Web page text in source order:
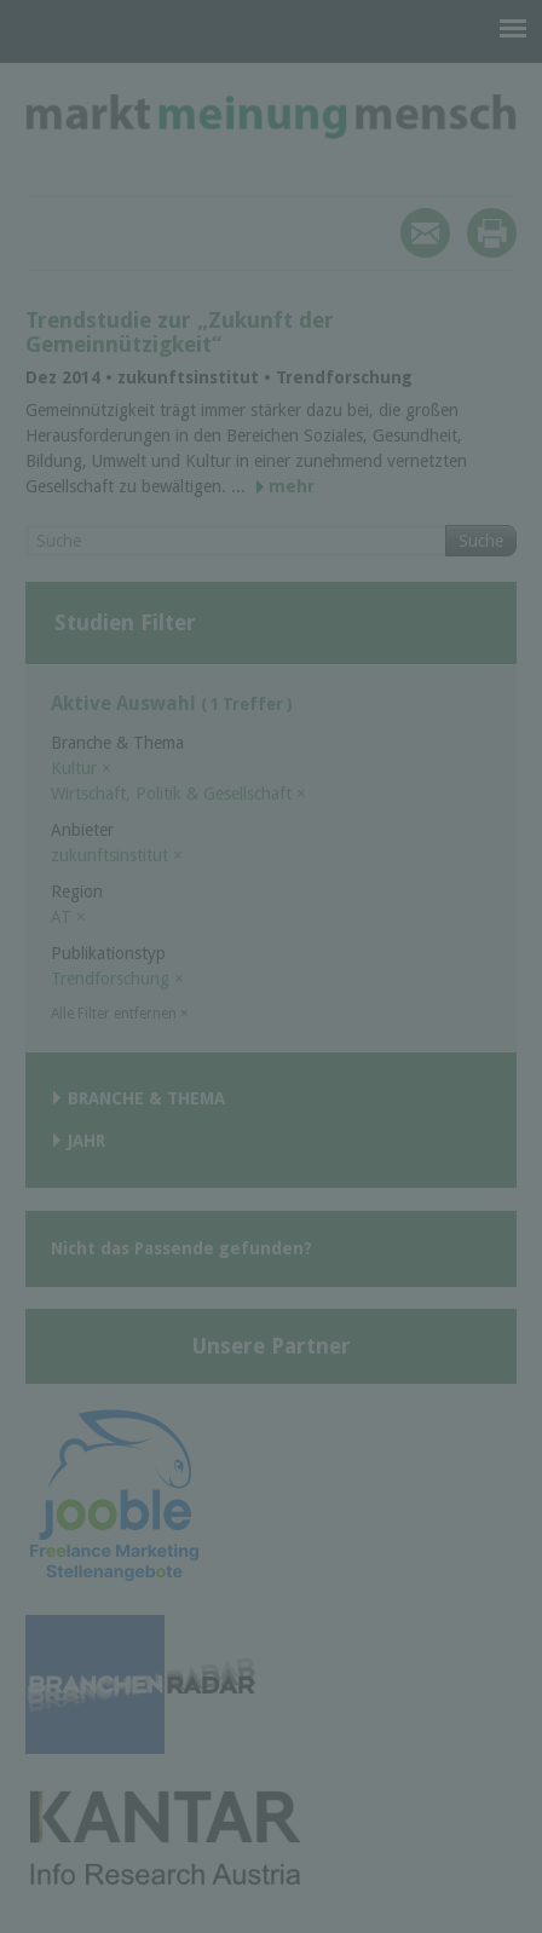
Trendstudie zur „Zukunft der
Gemeinnützigkeit“
Dez 2014 • zukunftsinstitut • Trendforschung
Gemeinnützigkeit trägt immer stärker dazu bei, die großen
Herausforderungen in den Bereichen Soziales, Gesundheit,
Bildung, Umwelt und Kultur in einer zunehmend vernetzten
Gesellschaft zu bewältigen. ...
mehr
Suche
Studien Filter
Aktive Auswahl ( 1 Treffer )
Branche & Thema
Kultur
×
Wirtschaft, Politik & Gesellschaft ×
Anbieter
zukunftsinstitut ×
Region
AT ×
Publikationstyp
Trendforschung ×
BRANCHE & THEMA
JAHR
Nicht das Passende gefunden?
Unsere Partner